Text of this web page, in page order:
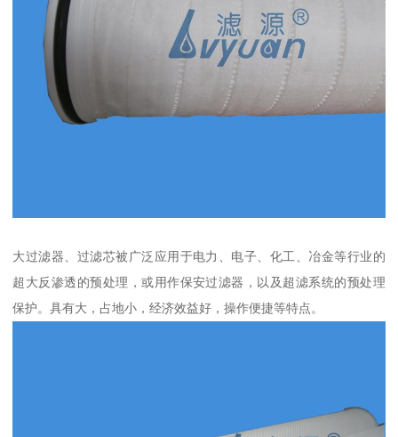
大过滤器、过滤芯被广泛应用于电力、电子、化工、冶金等行业的
超大反渗透的预处理，或用作保安过滤器，以及超滤系统的预处理
保护。具有大，占地小，经济效益好，操作便捷等特点。